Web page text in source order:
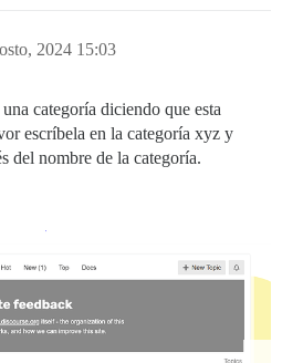
2024 15:03
categoría diciendo que esta
escríbela en la categoría xyz y
del nombre de la categoría.